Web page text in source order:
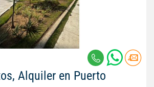
Alquiler en Puerto